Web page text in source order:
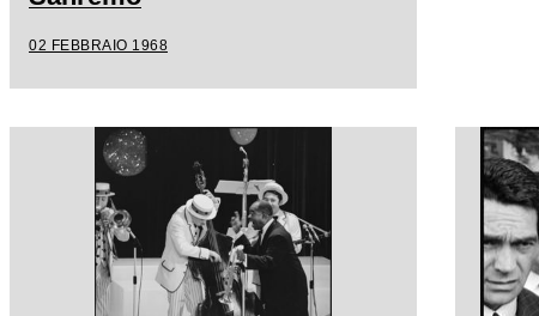
02 FEBBRAIO 1968